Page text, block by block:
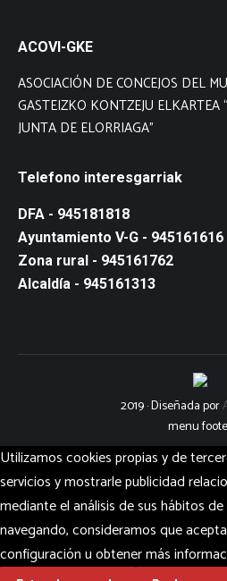
ACOVI-GKE
ASOCIACIÓN DE CONCEJOS DEL
GASTEIZKO KONTZEJU ELKARTEA
JUNTA DE ELORRIAGA”
Telefono interesgarriak
DFA - 945181818
Ayuntamiento V-G - 945161616
Zona rural - 945161762
Alcaldía - 945161313
2019 · Diseñada por
menu
Utilizamos cookies propias y de
servicios y mostrarle publicidad
mediante el análisis de sus hábitos
navegando, consideramos que
configuración u obtener más